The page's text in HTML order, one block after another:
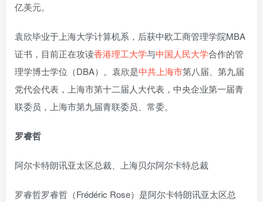
亿美元。
袁欣毕业于上海大学计算机系，后获中欧工商管理学院MBA
证书，目前正在攻读香港理工大学与中国人民大学合作的管
理学博士学位（DBA）。袁欣是中共上海市第八届、第九届
党代会代表，上海市第十二届人大代表，中央企业第一届青
联委员，上海市第九届青联委员、常委。
罗睿哲
阿尔卡特朗讯亚太区总裁、上海贝尔阿尔卡特总裁
罗睿哲罗睿哲（Frédéric Rose）是阿尔卡特朗讯亚太区总